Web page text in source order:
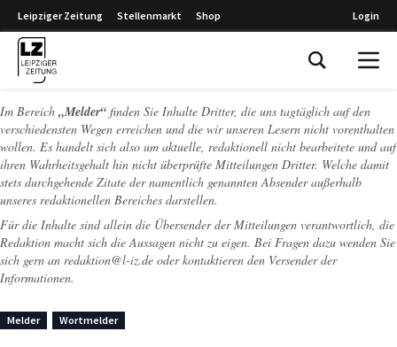
Leipziger Zeitung Stellenmarkt Shop Login
Im Bereich „Melder“ finden Sie Inhalte Dritter, die uns tagtäglich auf den
verschiedensten Wegen erreichen und die wir unseren Lesern nicht vorenthalten
wollen. Es handelt sich also um aktuelle, redaktionell nicht bearbeitete und auf
ihren Wahrheitsgehalt hin nicht überprüfte Mitteilungen Dritter. Welche damit
stets durchgehende Zitate der namentlich genannten Absender außerhalb
unseres redaktionellen Bereiches darstellen.
Für die Inhalte sind allein die Übersender der Mitteilungen verantwortlich, die
Redaktion macht sich die Aussagen nicht zu eigen. Bei Fragen dazu wenden Sie
sich gern an redaktion@l-iz.de oder kontaktieren den Versender der
Informationen.
Melder Wortmelder